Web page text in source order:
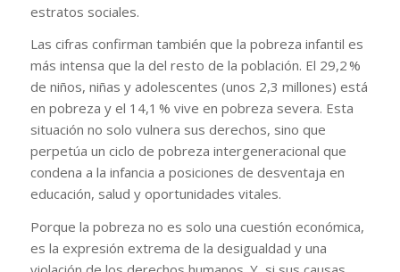
estratos sociales.
Las cifras confirman también que la pobreza infantil es
más intensa que la del resto de la población. El 29,2 %
de niños, niñas y adolescentes (unos 2,3 millones) está
en pobreza y el 14,1 % vive en pobreza severa. Esta
situación no solo vulnera sus derechos, sino que
perpetúa un ciclo de pobreza intergeneracional que
condena a la infancia a posiciones de desventaja en
educación, salud y oportunidades vitales.
Porque la pobreza no es solo una cuestión económica,
es la expresión extrema de la desigualdad y una